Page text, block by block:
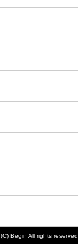
(C) Begin All rights reserved.